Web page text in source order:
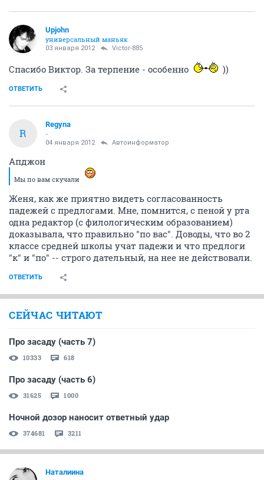
Upjohn
универсальный маньяк
03 января 2012 Victor-885
Спасибо Виктор. За терпение - особенно ))
ОТВЕТИТЬ
R
Regyna
-
04 января 2012 Автоинформатор
Апджон
Мы по вам скучали
Женя, как же приятно видеть согласованность
падежей с предлогами. Мне, помнится, с пеной у рта
одна редактор (с филологическим образованием)
доказывала, что правильно "по вас". Доводы, что во 2
классе средней школы учат падежи и что предлоги
"к" и "по" -- строго дательный, на нее не действовали.
ОТВЕТИТЬ
СЕЙЧАС ЧИТАЮТ
Про засаду (часть 7)
10333 618
Про засаду (часть 6)
31625 1000
Ночной дозор наносит ответный удар
374681 3211
Наталиина